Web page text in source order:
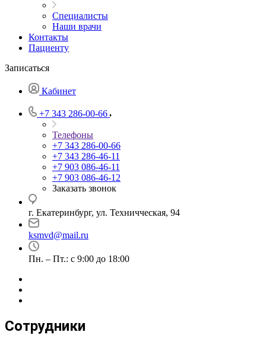
Специалисты
Наши врачи
Контакты
Пациенту
Записаться
Кабинет
+7 343 286-00-66
Телефоны
+7 343 286-00-66
+7 343 286-46-11
+7 903 086-46-11
+7 903 086-46-12
Заказать звонок
г. Екатеринбург, ул. Техничческая, 94
ksmvd@mail.ru
Пн. – Пт.: с 9:00 до 18:00
Сотрудники